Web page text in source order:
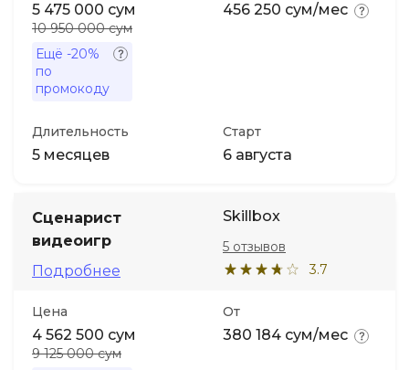
5 475 000 сум
10 950 000 сум
Ещё -20%
по
промокоду
456 250 сум/мес
Длительность
5 месяцев
Старт
6 августа
Сценарист
видеоигр
Подробнее
Skillbox
3.7
5 отзывов
Цена
4 562 500 сум
9 125 000 сум
От
380 184 сум/мес